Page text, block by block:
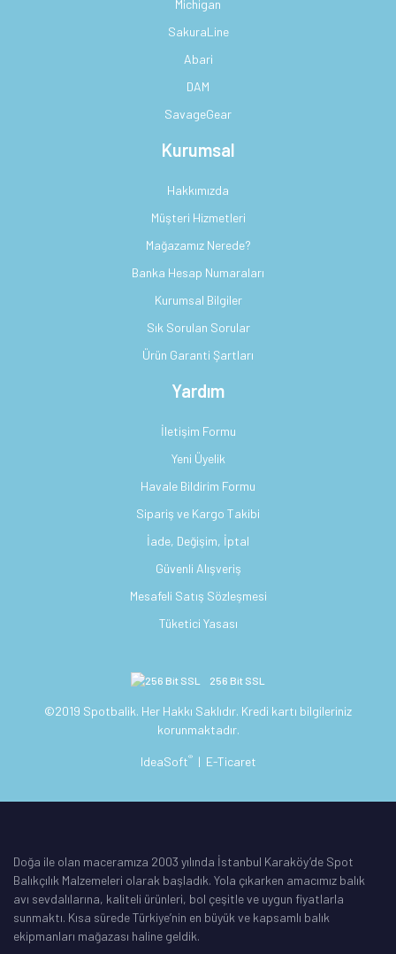
Michigan
SakuraLine
Abari
DAM
SavageGear
Kurumsal
Hakkımızda
Müşteri Hizmetleri
Mağazamız Nerede?
Banka Hesap Numaraları
Kurumsal Bilgiler
Sık Sorulan Sorular
Ürün Garanti Şartları
Yardım
İletişim Formu
Yeni Üyelik
Havale Bildirim Formu
Sipariş ve Kargo Takibi
İade, Değişim, İptal
Güvenli Alışveriş
Mesafeli Satış Sözleşmesi
Tüketici Yasası
256 Bit SSL
©2019 Spotbalik. Her Hakkı Saklıdır. Kredi kartı bilgileriniz
korunmaktadır.
IdeaSoft® | E-Ticaret
Doğa ile olan maceramıza 2003 yılında İstanbul Karaköy’de Spot
Balıkçılık Malzemeleri olarak başladık. Yola çıkarken amacımız balık
avı sevdalılarına, kaliteli ürünleri, bol çeşitle ve uygun fiyatlarla
sunmaktı. Kısa sürede Türkiye’nin en büyük ve kapsamlı balık
ekipmanları mağazası haline geldik.